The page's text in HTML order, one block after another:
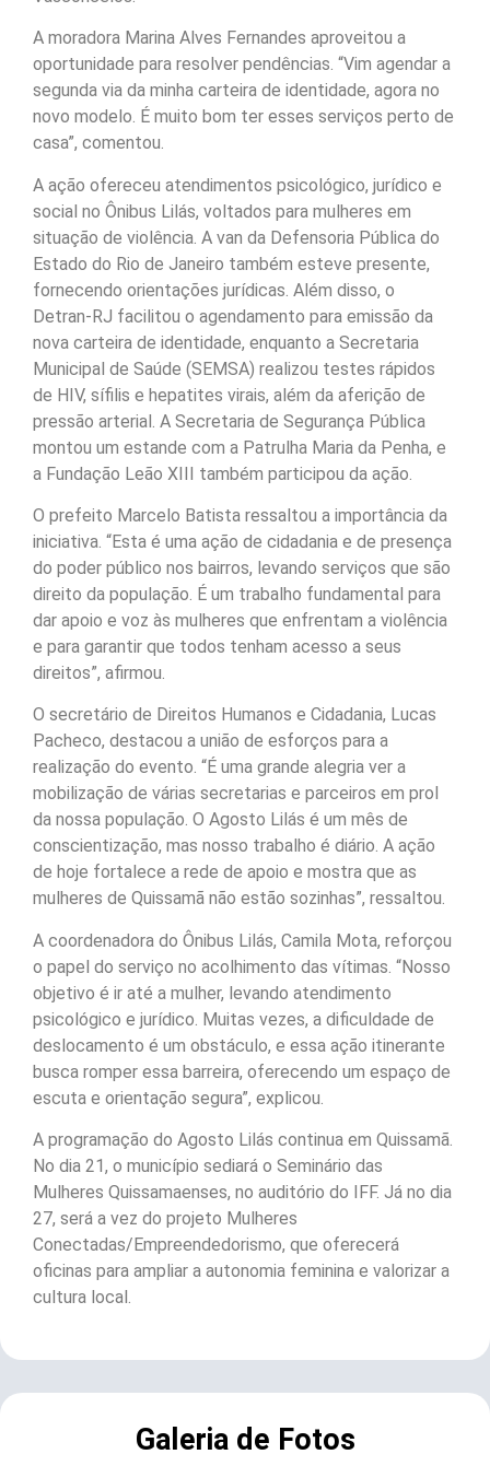
A moradora Marina Alves Fernandes aproveitou a
oportunidade para resolver pendências. “Vim agendar a
segunda via da minha carteira de identidade, agora no
novo modelo. É muito bom ter esses serviços perto de
casa”, comentou.
A ação ofereceu atendimentos psicológico, jurídico e
social no Ônibus Lilás, voltados para mulheres em
situação de violência. A van da Defensoria Pública do
Estado do Rio de Janeiro também esteve presente,
fornecendo orientações jurídicas. Além disso, o
Detran-RJ facilitou o agendamento para emissão da
nova carteira de identidade, enquanto a Secretaria
Municipal de Saúde (SEMSA) realizou testes rápidos
de HIV, sífilis e hepatites virais, além da aferição de
pressão arterial. A Secretaria de Segurança Pública
montou um estande com a Patrulha Maria da Penha, e
a Fundação Leão XIII também participou da ação.
O prefeito Marcelo Batista ressaltou a importância da
iniciativa. “Esta é uma ação de cidadania e de presença
do poder público nos bairros, levando serviços que são
direito da população. É um trabalho fundamental para
dar apoio e voz às mulheres que enfrentam a violência
e para garantir que todos tenham acesso a seus
direitos”, afirmou.
O secretário de Direitos Humanos e Cidadania, Lucas
Pacheco, destacou a união de esforços para a
realização do evento. “É uma grande alegria ver a
mobilização de várias secretarias e parceiros em prol
da nossa população. O Agosto Lilás é um mês de
conscientização, mas nosso trabalho é diário. A ação
de hoje fortalece a rede de apoio e mostra que as
mulheres de Quissamã não estão sozinhas”, ressaltou.
A coordenadora do Ônibus Lilás, Camila Mota, reforçou
o papel do serviço no acolhimento das vítimas. “Nosso
objetivo é ir até a mulher, levando atendimento
psicológico e jurídico. Muitas vezes, a dificuldade de
deslocamento é um obstáculo, e essa ação itinerante
busca romper essa barreira, oferecendo um espaço de
escuta e orientação segura”, explicou.
A programação do Agosto Lilás continua em Quissamã.
No dia 21, o município sediará o Seminário das
Mulheres Quissamaenses, no auditório do IFF. Já no dia
27, será a vez do projeto Mulheres
Conectadas/Empreendedorismo, que oferecerá
oficinas para ampliar a autonomia feminina e valorizar a
cultura local.
Galeria de Fotos